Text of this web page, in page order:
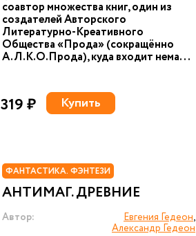
соавтор множества книг, один из
создателей Авторского
Литературно-Креативного
Общества «Прода» (сокращённо
А.Л.К.О.Прода), куда входит нема...
319 ₽ Купить
ФАНТАСТИКА. ФЭНТЕЗИ
АНТИМАГ. ДРЕВНИЕ
Автор: Евгения Гедеон,
Александр Гедеон